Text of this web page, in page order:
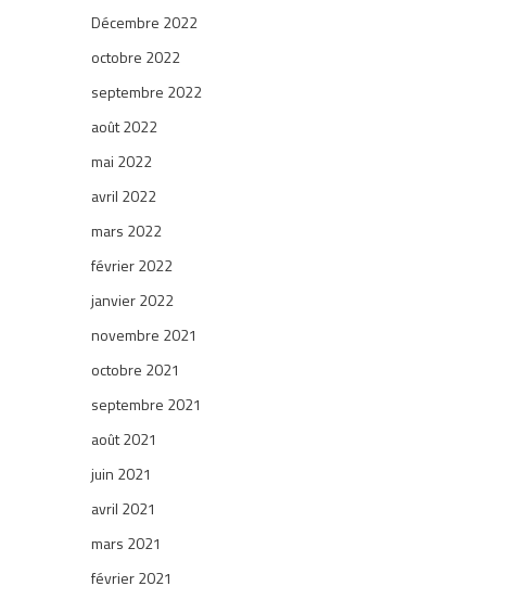
Décembre 2022
octobre 2022
septembre 2022
août 2022
mai 2022
avril 2022
mars 2022
février 2022
janvier 2022
novembre 2021
octobre 2021
septembre 2021
août 2021
juin 2021
avril 2021
mars 2021
février 2021